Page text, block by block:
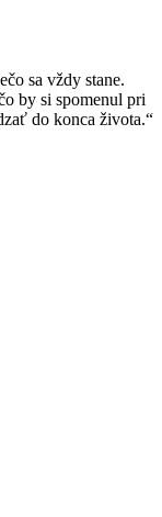
sa vždy stane.
by si spomenul pri
do konca života.